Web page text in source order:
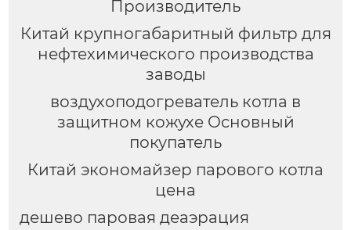
Производитель
Китай крупногабаритный фильтр для
нефтехимического производства
заводы
воздухоподогреватель котла в
защитном кожухе Основный
покупатель
Китай экономайзер парового котла
цена
дешево паровая деаэрация